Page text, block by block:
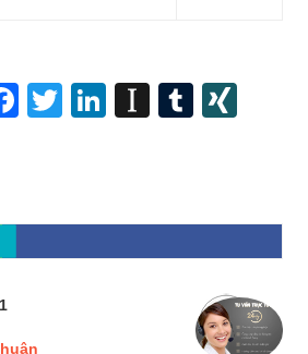
Facebook
Twitter
LinkedInTumblr